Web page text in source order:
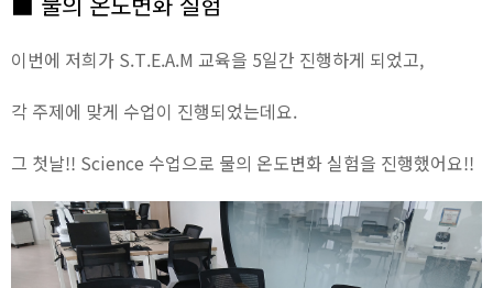
이번에 저희가 S.T.E.A.M 교육을 5일간 진행하게 되었고,
각 주제에 맞게 수업이 진행되었는데요.
그 첫날!! Science 수업으로 물의 온도변화 실험을 진행했어요!!